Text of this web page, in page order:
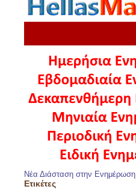
Νέα Διάσταση στην Ενημέρωση
Ετικέτες